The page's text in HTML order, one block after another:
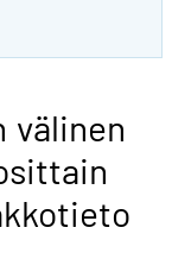
välinen